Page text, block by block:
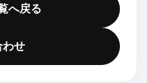
へ戻る
わせ